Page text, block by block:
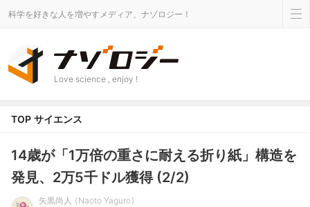
科学を好きな人を増やすメディア、ナゾロジー！
Love science , enjoy !
TOP サイエンス
14歳が「1万倍の重さに耐える折り紙」構造を
発見、2万5千ドル獲得 (2/2)
矢黒尚人
Naoto Yaguro